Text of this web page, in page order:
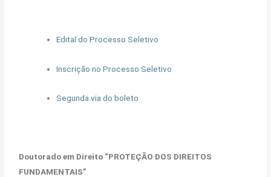
Edital do Processo Seletivo
Inscrição no Processo Seletivo
Segunda via do boleto
Doutorado em Direito “PROTEÇÃO DOS DIREITOS
FUNDAMENTAIS”